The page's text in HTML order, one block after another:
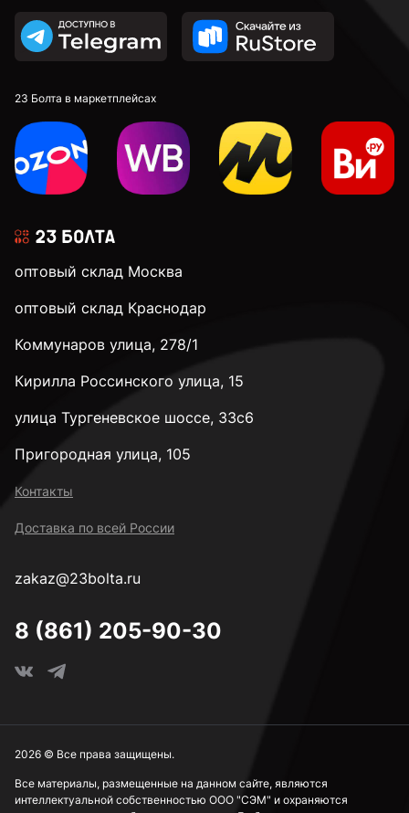
Пистолеты для монтажной пены
Прочая оснастка (16)
Прочие
Строительные миксеры
Удлиненные
Фрезы (34)
Центровочные
23 Болта в маркетплейсах
оптовый склад Москва
оптовый склад Краснодар
Коммунаров улица, 278/1
Кирилла Россинского улица, 15
улица Тургеневское шоссе, 33с6
Пригородная улица, 105
Контакты
Доставка по всей России
zakaz@23bolta.ru
8 (861) 205-90-30
Все материалы, размещенные на данном сайте, являются
интеллектуальной собственностью ООО "СЭМ" и охраняются
2026 © Все права защищены.